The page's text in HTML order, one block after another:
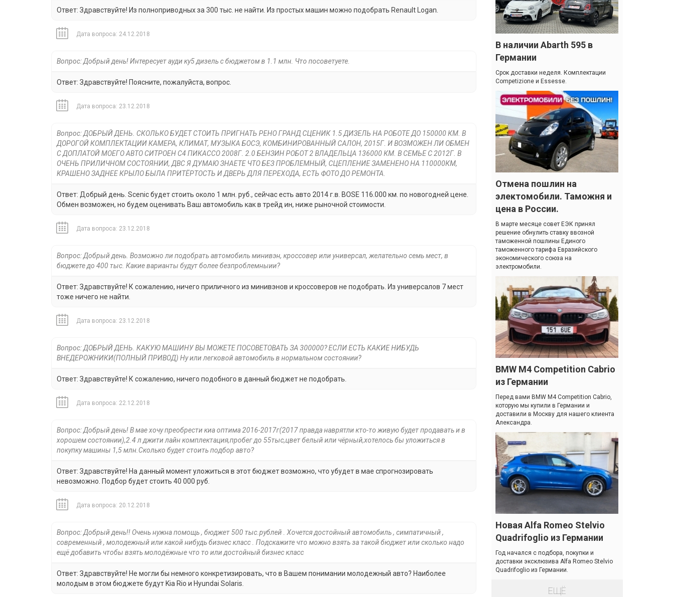
Ответ: Здравствуйте! Из полноприводных за 300 тыс. не найти. Из простых машин можно подобрать Renault Logan.
Дата вопроса: 24.12.2018
Вопрос: Добрый день! Интересует ауди ку5 дизель с бюджетом в 1.1 млн. Что посоветуете.
Ответ: Здравствуйте! Поясните, пожалуйста, вопрос.
Дата вопроса: 23.12.2018
Вопрос: ДОБРЫЙ ДЕНЬ. СКОЛЬКО БУДЕТ СТОИТЬ ПРИГНАТЬ РЕНО ГРАНД СЦЕНИК 1.5 ДИЗЕЛЬ НА РОБОТЕ ДО 150000 КМ. В
ДОРОГОЙ КОМПЛЕКТАЦИИ КАМЕРА, КЛИМАТ, МУЗЫКА БОСЭ, КОМБИНИРОВАННЫЙ САЛОН, 2015Г. И ВОЗМОЖЕН ЛИ ОБМЕН
С ДОПЛАТОЙ МОЕГО АВТО СИТРОЕН С4 ПИКАССО 2008Г. 2.0 БЕНЗИН РОБОТ 2 ВЛАДЕЛЬЦА 136000 КМ. В СЕМЬЕ С 2012Г. В
ОЧЕНЬ ПРИЛИЧНОМ СОСТОЯНИИ, ДВС Я ДУМАЮ ЗНАЕТЕ ЧТО БЕЗ ПРОБЛЕМНЫЙ, СЦЕПЛЕНИЕ ЗАМЕНЕНО НА 110000КМ,
КРАШЕНО ЗАДНЕЕ КРЫЛО БЫЛА ПРИТЁРТОСТЬ И ДВЕРЬ ДЛЯ ПЕРЕХОДА, ЕСТЬ ФОТО ДО РЕМОНТА.
Ответ: Добрый день. Scenic будет стоить около 1 млн. руб., сейчас есть авто 2014 г.в. BOSE 116.000 км. по новогодней цене.
Обмен возможен, но будем оценивать Ваш автомобиль как в трейд ин, ниже рыночной стоимости.
Дата вопроса: 23.12.2018
Вопрос: Добрый день. Возможно ли подобрать автомобиль минивэн, кроссовер или универсал, желательно семь мест, в
бюджете до 400 тыс. Какие варианты будут более безпроблемныии?
Ответ: Здравствуйте! К сожалению, ничего приличного из минивэнов и кроссоверов не подобрать. Из универсалов 7 мест
тоже ничего не найти.
Дата вопроса: 23.12.2018
Вопрос: ДОБРЫЙ ДЕНЬ. КАКУЮ МАШИНУ ВЫ МОЖЕТЕ ПОСОВЕТОВАТЬ ЗА 300000? ЕСЛИ ЕСТЬ КАКИЕ НИБУДЬ
ВНЕДЕРОЖНИКИ(ПОЛНЫЙ ПРИВОД) Ну или легковой автомобиль в нормальном состоянии?
Ответ: Здравствуйте! К сожалению, ничего подобного в данный бюджет не подобрать.
Дата вопроса: 22.12.2018
Вопрос: Добрый день! В мае хочу преобрести киа оптима 2016-2017г(2017 правда наврятли кто-то живую будет продавать и в
хорошем состоянии),2.4 л джити лайн комплектация,пробег до 55тыс,цвет белый или чёрный,хотелось бы уложиться в
покупку машины 1,5 млн.Сколько будет стоить подбор авто?
Ответ: Здравствуйте! На данный момент уложиться в этот бюджет возможно, что убудет в мае спрогнозировать
невозможно. Подбор будет стоить 40 000 руб.
Дата вопроса: 20.12.2018
Вопрос: Добрый день!! Очень нужна помощь , бюджет 500 тыс.рублей . Хочется достойный автомобиль , симпатичный ,
современный , молодежный или какой нибудь бизнес класс . Подскажите что можно взять за такой бюджет или сколько надо
ещё добавить чтобы взять молодёжные что то или достойный бизнес класс
Ответ: Здравствуйте! Не могли бы немного конкретизировать, что в Вашем понимании молодежный авто? Наиболее
молодым в этом бюджете будут Kia Rio и Hyundai Solaris.
В наличии Abarth 595 в
Германии
Cрок доставки неделя. Комплектации
Competizione и Essesse.
Отмена пошлин на
электомобили. Таможня и
цена в России.
В марте месяце совет ЕЭК принял
решение обнулить ставку ввозной
таможенной пошлины Единого
таможенного тарифа Евразийского
экономического союза на
электромобили.
BMW M4 Competition Cabrio
из Германии
Перед вами BMW M4 Competition Cabrio,
которую мы купили в Германии и
доставили в Москву для нашего клиента
Александра.
Новая Alfa Romeo Stelvio
Quadrifoglio из Германии
Год начался с подбора, покупки и
доставки эксклюзива Alfa Romeo Stelvio
Quadrifoglio из Германии.
ЕЩЁ